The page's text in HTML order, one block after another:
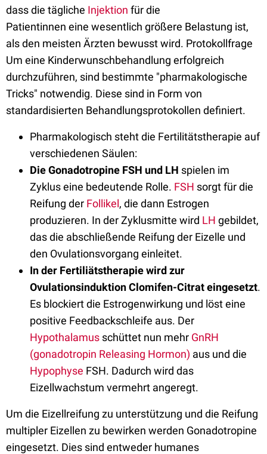
dass die tägliche Injektion für die
Patientinnen eine wesentlich größere Belastung ist,
als den meisten Ärzten bewusst wird. Protokollfrage
Um eine Kinderwunschbehandlung erfolgreich
durchzuführen, sind bestimmte "pharmakologische
Tricks" notwendig. Diese sind in Form von
standardisierten Behandlungsprotokollen definiert.
Pharmakologisch steht die Fertilitätstherapie auf
verschiedenen Säulen:
Die Gonadotropine FSH und LH spielen im
Zyklus eine bedeutende Rolle. FSH sorgt für die
Reifung der Follikel, die dann Estrogen
produzieren. In der Zyklusmitte wird LH gebildet,
das die abschließende Reifung der Eizelle und
den Ovulationsvorgang einleitet.
In der Fertiliätstherapie wird zur
Ovulationsinduktion Clomifen-Citrat eingesetzt.
Es blockiert die Estrogenwirkung und löst eine
positive Feedbackschleife aus. Der
Hypothalamus schüttet nun mehr GnRH
(gonadotropin Releasing Hormon) aus und die
Hypophyse FSH. Dadurch wird das
Eizellwachstum vermehrt angeregt.
Um die Eizellreifung zu unterstützung und die Reifung
multipler Eizellen zu bewirken werden Gonadotropine
eingesetzt. Dies sind entweder humanes